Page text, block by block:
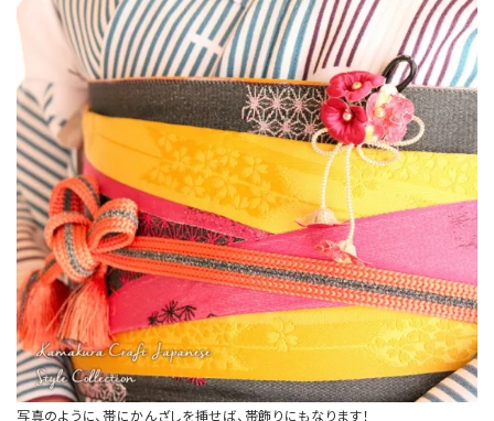
写真のように、帯にかんざしを挿せば、帯飾りにもなります！